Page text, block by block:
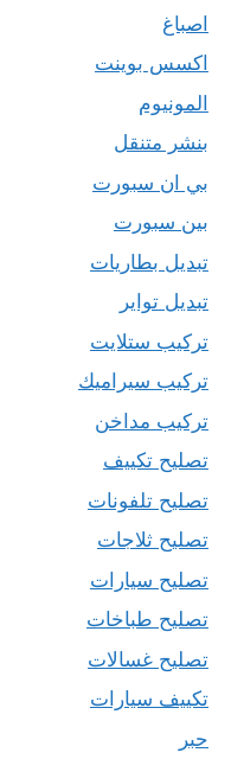
اصباغ
اكسس بوينت
المونيوم
بنشر متنقل
بي ان سبورت
بين سبورت
تبديل بطاريات
تبديل تواير
تركيب ستلايت
تركيب سيراميك
تركيب مداخن
تصليح تكييف
تصليح تلفونات
تصليح ثلاجات
تصليح سيارات
تصليح طباخات
تصليح غسالات
تكييف سيارات
حبر